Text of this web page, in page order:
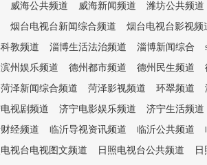
威海公共频道 威海新闻频道
潍坊公共频道
烟台电视台新闻综合频道
烟台电视台影视频
教频道 淄博生活法治频道 淄博新闻综合
滨州娱乐频道 德州都市频道 德州民生频道
菏泽新闻综合频道 菏泽影视频道 环翠频道
视剧频道 济宁电影娱乐频道
济宁生活频道
经频道 临沂导视资讯频道 临沂公共频道
电视台电视图文频道 日照电视台公共频道